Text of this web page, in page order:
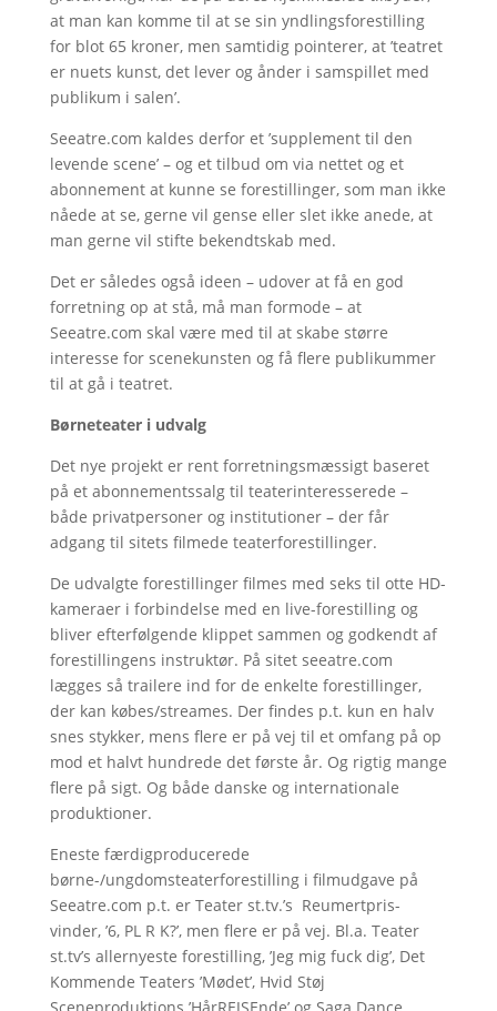
at man kan komme til at se sin yndlingsforestilling
for blot 65 kroner, men samtidig pointerer, at ’teatret
er nuets kunst, det lever og ånder i samspillet med
publikum i salen’.
Seeatre.com kaldes derfor et ’supplement til den
levende scene’ – og et tilbud om via nettet og et
abonnement at kunne se forestillinger, som man ikke
nåede at se, gerne vil gense eller slet ikke anede, at
man gerne vil stifte bekendtskab med.
Det er således også ideen – udover at få en god
forretning op at stå, må man formode – at
Seeatre.com skal være med til at skabe større
interesse for scenekunsten og få flere publikummer
til at gå i teatret.
Børneteater i udvalg
Det nye projekt er rent forretningsmæssigt baseret
på et abonnementssalg til teaterinteresserede –
både privatpersoner og institutioner – der får
adgang til sitets filmede teaterforestillinger.
De udvalgte forestillinger filmes med seks til otte HD-
kameraer i forbindelse med en live-forestilling og
bliver efterfølgende klippet sammen og godkendt af
forestillingens instruktør. På sitet seeatre.com
lægges så trailere ind for de enkelte forestillinger,
der kan købes/streames. Der findes p.t. kun en halv
snes stykker, mens flere er på vej til et omfang på op
mod et halvt hundrede det første år. Og rigtig mange
flere på sigt. Og både danske og internationale
produktioner.
Eneste færdigproducerede
børne-/ungdomsteaterforestilling i filmudgave på
Seeatre.com p.t. er Teater st.tv.’s Reumertpris-
vinder, ’6, PL R K?’, men flere er på vej. Bl.a. Teater
st.tv’s allernyeste forestilling, ’Jeg mig fuck dig’, Det
Kommende Teaters ’Mødet’, Hvid Støj